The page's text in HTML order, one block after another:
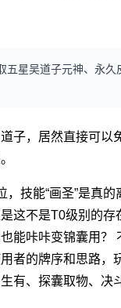
星吴道子元神、永
子，居然直接可
技能“画圣”是真
这不是T0级别的
能咔咔变锦囊用？
者的牌序和思路
有、探囊取物、